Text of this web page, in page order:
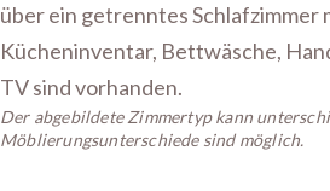
über ein getrenntes Schlafzimmer
Kücheninventar, Bettwäsche,
TV sind vorhanden.
Der abgebildete Zimmertyp kann
Möblierungsunterschiede sind möglich.